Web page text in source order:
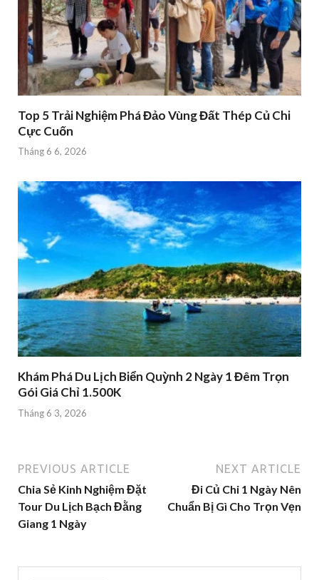
Top 5 Trải Nghiệm Phá Đảo Vùng Đất Thép Củ Chi
Cực Cuốn
Tháng 6 6, 2026
Khám Phá Du Lịch Biển Quỳnh 2 Ngày 1 Đêm Trọn
Gói Giá Chỉ 1.500K
Tháng 6 3, 2026
PREVIOUS ARTICLE
Chia Sẻ Kinh Nghiệm Đặt
Tour Du Lịch Bạch Đằng
Giang 1 Ngày
NEXT ARTICLE
Đi Củ Chi 1 Ngày Nên
Chuẩn Bị Gì Cho Trọn Vẹn